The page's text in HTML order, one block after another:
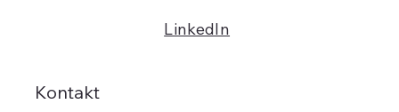
Kontakt
LinkedIn